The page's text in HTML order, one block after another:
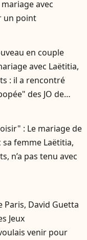
avec
un point
en couple
avec Laëtitia,
: il a rencontré
des JO de
: Le mariage de
sa femme Laëtitia,
n’a pas tenu avec
Paris, David Guetta
Jeux
venir pour